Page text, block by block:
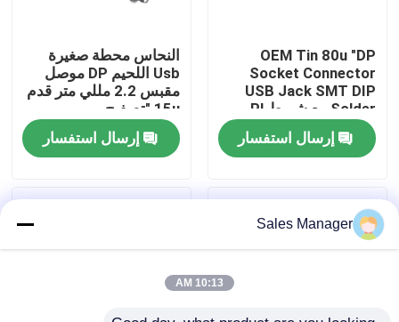
موصل مقبس USB
موصلات USB من النوع C.
موصل موانئ دبي المقبس
مقبس HDMI صغير
OEM Tin 80u "DP
Socket Connector
USB Jack SMT DIP
Solder مع شريط PI
إرسال استفسار
النحاس محطة صغيرة
Usb اللحيم DP موصل
مقبس 2.2 مللي متر قدم
15u "تصفيح
إرسال استفسار
Sales Manager
10:13 AM